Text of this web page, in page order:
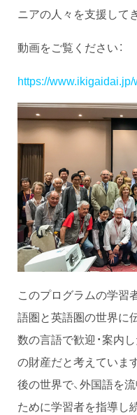
ニアの人々を支援して
動画をご覧ください：
https://
このプログラムの学習
語圏と英語圏の世界に
数の言語で歓迎・案内
の財産だと考えていま
後の世界で、外国語を
ために学習者を指導し